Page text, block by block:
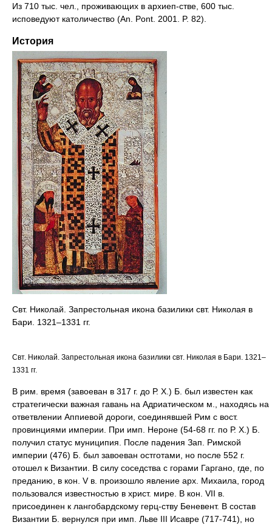
Из 710 тыс. чел., проживающих в архиеп-стве, 600 тыс.
исповедуют католичество (An. Pont. 2001. P. 82).
История
Свт. Николай. Запрестольная икона базилики свт. Николая в
Бари. 1321–1331 гг.
Свт. Николай. Запрестольная икона базилики свт. Николая в Бари. 1321–
1331 гг.
В рим. время (завоеван в 317 г. до Р. Х.) Б. был известен как
стратегически важная гавань на Адриатическом м., находясь на
ответвлении Аппиевой дороги, соединявшей Рим с вост.
провинциями империи. При имп. Нероне (54-68 гг. по Р. Х.) Б.
получил статус муниципия. После падения Зап. Римской
империи (476) Б. был завоеван остготами, но после 552 г.
отошел к Византии. В силу соседства с горами Гаргано, где, по
преданию, в кон. V в. произошло явление арх. Михаила, город
пользовался известностью в христ. мире. В кон. VII в.
присоединен к лангобардскому герц-ству Беневент. В состав
Византии Б. вернулся при имп. Льве III Исавре (717-741), но